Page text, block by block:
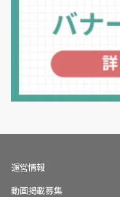
運営情報
動画掲載募集